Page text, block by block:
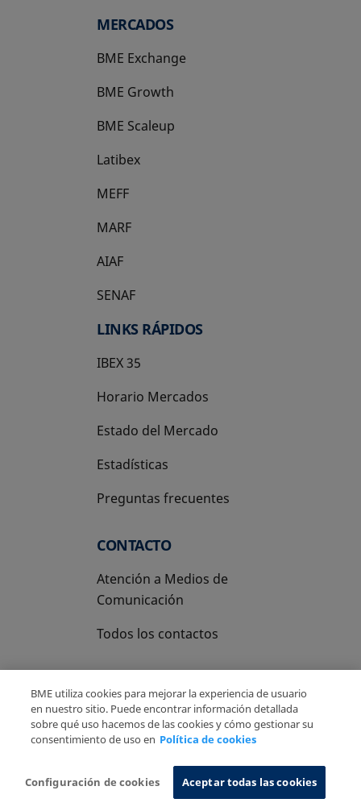
MERCADOS
BME Exchange
BME Growth
se abre en una pestaña nueva
BME Scaleup
se abre en una pestaña nueva
Latibex
se abre en una pestaña nueva
MEFF
se abre en una pestaña nueva
MARF
AIAF
SENAF
LINKS RÁPIDOS
IBEX 35
Horario Mercados
Estado del Mercado
Estadísticas
Preguntas frecuentes
CONTACTO
Atención a Medios de
Comunicación
Todos los contactos
Copyright Ⓒ BME 2026
Aviso Legal
Sistema de Información
BME utiliza cookies para mejorar la experiencia de usuario
en nuestro sitio. Puede encontrar información detallada
sobre qué uso hacemos de las cookies y cómo gestionar su
consentimiento de uso en Política de cookies
Configuración de cookies Aceptar todas las cookies